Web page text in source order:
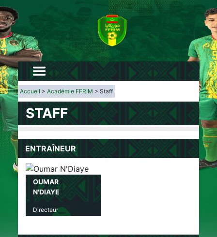
Accueil >Académie FFRIM > Staff
STAFF
ENTRAÎNEUR
OUMAR
N'DIAYE
Directeur